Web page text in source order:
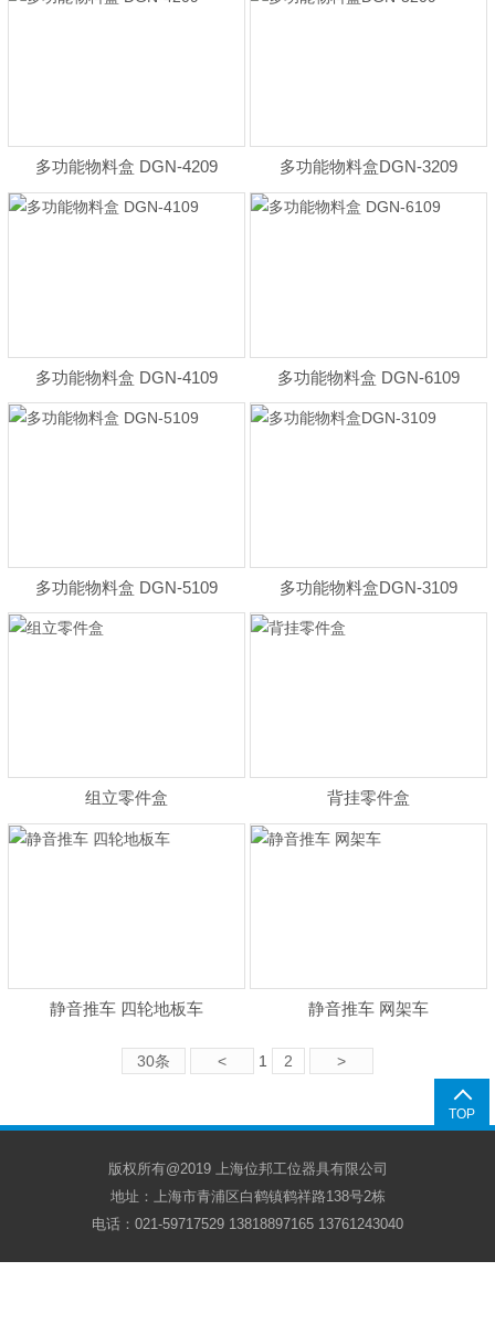
多功能物料盒 DGN-4209 多功能物料盒DGN-3209
多功能物料盒 DGN-4109 多功能物料盒 DGN-6109
多功能物料盒 DGN-5109 多功能物料盒DGN-3109
组立零件盒 背挂零件盒
静音推车 四轮地板车 静音推车 网架车
30条 < 1 2 >
TOP
版权所有@2019 上海位邦工位器具有限公司
地址：上海市青浦区白鹤镇鹤祥路138号2栋
电话：021-59717529 13818897165 13761243040